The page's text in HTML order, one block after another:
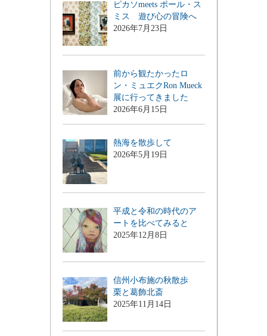
ピカソmeets ポール・ス
ミス 遊び心の冒険へ
2026年7月23日
前から観たかったロ
ン・ミュエクRon Mueck
展に行ってきました
2026年6月15日
熱海を散歩して
2026年5月19日
平成と令和の時代のア
ートを比べてみると
2025年12月8日
信州小布施の秋散歩
栗と葛飾北斎
2025年11月14日